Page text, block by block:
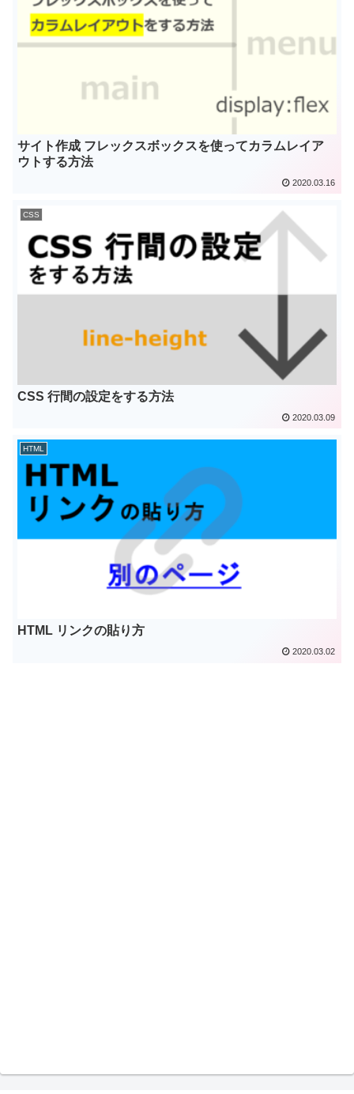
サイト作成 フレックスボックスを使ってカラムレイア
ウトする方法
2020.03.16
CSS
CSS 行間の設定をする方法
2020.03.09
HTML
HTML リンクの貼り方
2020.03.02